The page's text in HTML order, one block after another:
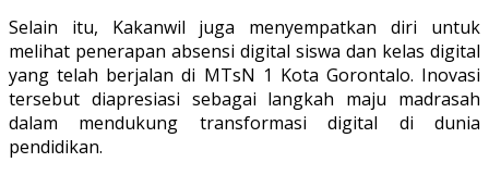
Selain itu, Kakanwil juga menyempatkan diri untuk
melihat penerapan absensi digital siswa dan kelas digital
yang telah berjalan di MTsN 1 Kota Gorontalo. Inovasi
tersebut diapresiasi sebagai langkah maju madrasah
dalam mendukung transformasi digital di dunia
pendidikan.